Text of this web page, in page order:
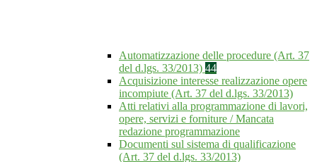
Automatizzazione delle procedure (Art. 37
del d.lgs. 33/2013) 44
Acquisizione interesse realizzazione opere
incompiute (Art. 37 del d.lgs. 33/2013)
Atti relativi alla programmazione di lavori,
opere, servizi e forniture / Mancata
redazione programmazione
Documenti sul sistema di qualificazione
(Art. 37 del d.lgs. 33/2013)